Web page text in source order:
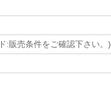
:販売条件をご確認下さい。)